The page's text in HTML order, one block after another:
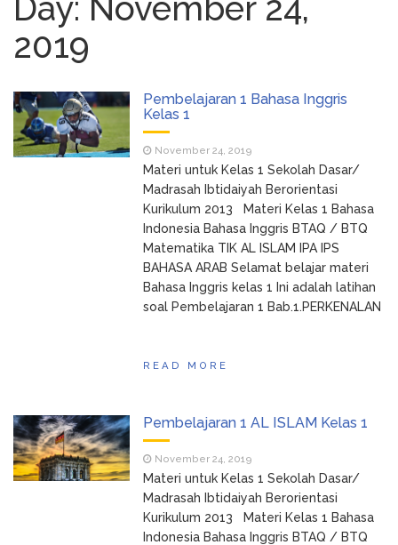
January 17, 2024
Tukang Kain Asal RI Masuk
Daftar Forbes 50 Over 50 Asia
December 11, 2023
December 11, 2023
Cara Cek NIK Sudah
Jadi NPWP Atau Belum Lewat Online
February 23, 2025
Seluruh Google, bekerja
untuk Kita
Day: November 24,
2019
Pembelajaran 1 Bahasa Inggris
Kelas 1
November 24, 2019
Materi untuk Kelas 1 Sekolah Dasar/
Madrasah Ibtidaiyah Berorientasi
Kurikulum 2013 Materi Kelas 1 Bahasa
Indonesia Bahasa Inggris BTAQ / BTQ
Matematika TIK AL ISLAM IPA IPS
BAHASA ARAB Selamat belajar materi
Bahasa Inggris kelas 1 Ini adalah latihan
soal Pembelajaran 1 Bab.1.PERKENALAN
READ MORE
Pembelajaran 1 AL ISLAM Kelas 1
November 24, 2019
Materi untuk Kelas 1 Sekolah Dasar/
Madrasah Ibtidaiyah Berorientasi
Kurikulum 2013 Materi Kelas 1 Bahasa
Indonesia Bahasa Inggris BTAQ / BTQ